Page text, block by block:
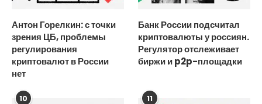
Антон Горелкин: с точки
зрения ЦБ, проблемы
регулирования
криптовалют в России
нет
Банк России подсчитал
криптовалюты у россиян.
Регулятор отслеживает
биржи и p2p-площадки
10 11